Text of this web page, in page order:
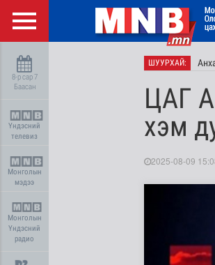
8-р сар 7
Баасан
Үндэсний
телевиз
Монголын
мэдээ
Монголын
Үндэсний
радио
ШУУРХАЙ:
ЦАГ
хэм
2025-08-09